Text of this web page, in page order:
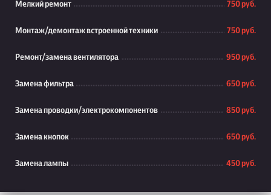
Мелкий ремонт 750 руб.
Монтаж/демонтаж встроенной техники 750 руб.
Ремонт/замена вентилятора 950 руб.
Замена фильтра 650 руб.
Замена проводки/электрокомпонентов 850 руб.
Замена кнопок 650 руб.
Замена лампы 450 руб.